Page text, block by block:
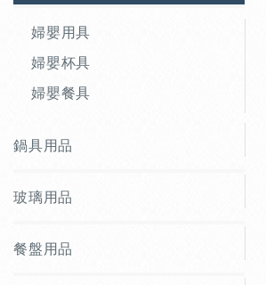
婦嬰用具
婦嬰杯具
婦嬰餐具
鍋具用品
玻璃用品
餐盤用品